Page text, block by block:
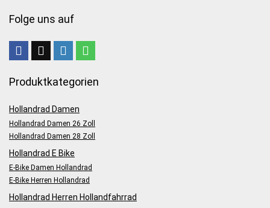
Folge uns auf
Produktkategorien
Hollandrad Damen
Hollandrad Damen 26 Zoll
Hollandrad Damen 28 Zoll
Hollandrad E Bike
E-Bike Damen Hollandrad
E-Bike Herren Hollandrad
Hollandrad Herren Hollandfahrrad